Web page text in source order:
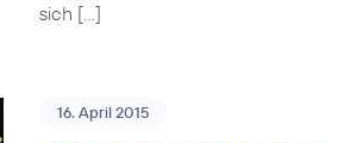
sich […]
16. April 2015